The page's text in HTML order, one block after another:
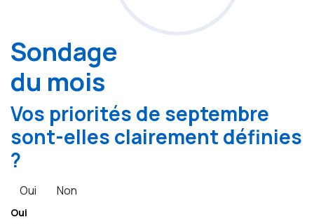
Sondage
du mois
Vos priorités de septembre
sont-elles clairement définies
?
Oui Non
Oui